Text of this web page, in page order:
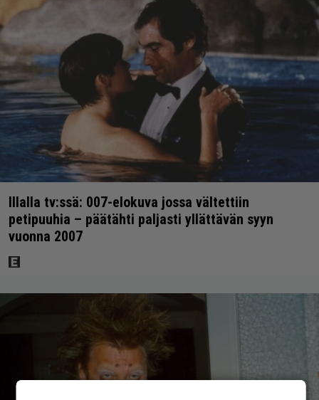
Illalla tv:ssä: 007-elokuva jossa vältettiin
petipuuhia – päätähti paljasti yllättävän syyn
vuonna 2007